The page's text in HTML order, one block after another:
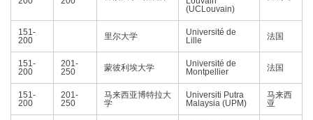
(UCLouvain)
151-
200
里尔大学
Université de
Lille
法国
151-
200
201-
250
蒙彼利埃大学
Université de
Montpellier
法国
151-
200
201-
250
马来西亚博特拉大
学
Universiti Putra
Malaysia (UPM)
马来西
亚